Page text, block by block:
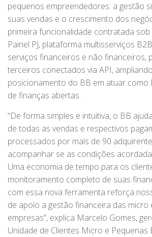
pequenos empreendedores: a gestão
suas vendas e o crescimento dos
primeira funcionalidade contratada
Painel PJ, plataforma multisserviços
serviços financeiros e não financeiros,
terceiros conectados via API,
posicionamento do BB em atuar como
de finanças abertas.
“De forma simples e intuitiva, o BB
de todas as vendas e respectivos
processados por mais de 90
acompanhar se as condições
Uma economia de tempo para os
monitoramento completo de suas
com essa nova ferramenta reforça
de apoio a gestão financeira das micro
empresas”, explica Marcelo Gomes,
Unidade de Clientes Micro e Pequenas